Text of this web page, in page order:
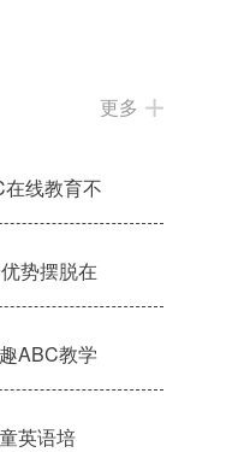
更多
线教育不
势摆脱在
ABC教学
英语培